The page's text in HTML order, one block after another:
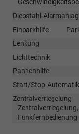
Diebstahl-
Einparkhilfe
Lenkung
Lichttechnik
Pannenhilfe
Start/Stop-Automatik
Zentralverriegelung
Funkfernbedienung